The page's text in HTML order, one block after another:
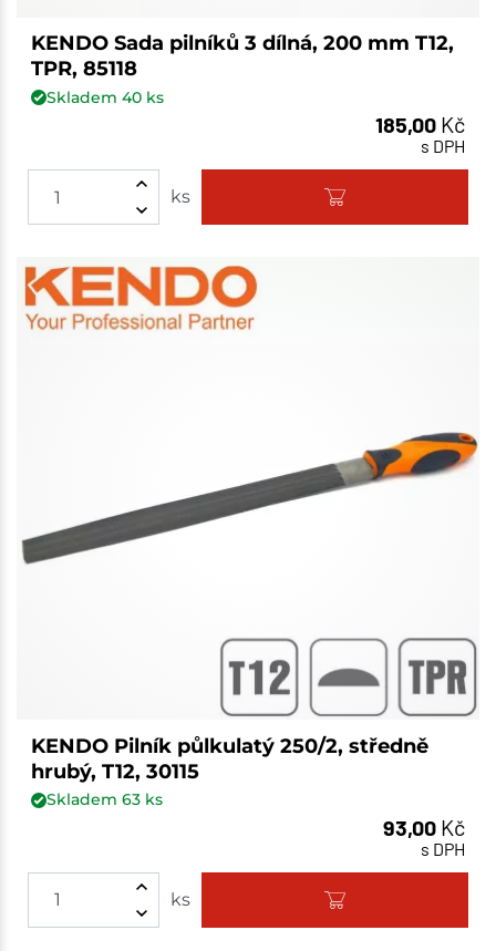
KENDO Sada pilníků 3 dílná, 200 mm T12,
TPR, 85118
Skladem 40ks
185,00 Kč
s DPH
ks
KENDO Pilník půlkulatý 250/2, středně
hrubý, T12, 30115
Skladem 63ks
93,00 Kč
s DPH
ks